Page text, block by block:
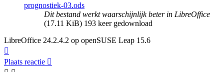
prognostiek-03.ods
Dit bestand werkt waarschijnlijk beter in LibreOffice
(17.11 KiB) 193 keer gedownload
LibreOffice 24.2.4.2 op openSUSE Leap 15.6
Plaats reactie